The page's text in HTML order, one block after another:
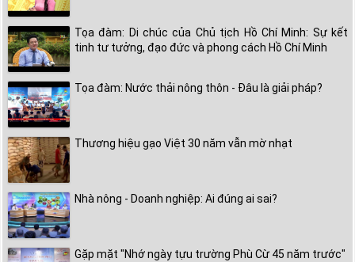
Tọa đàm: Di chúc của Chủ tịch Hồ Chí Minh: Sự kết
tinh tư tưởng, đạo đức và phong cách Hồ Chí Minh
Tọa đàm: Nước thải nông thôn - Đâu là giải pháp?
Thương hiệu gạo Việt 30 năm vẫn mờ nhạt
Nhà nông - Doanh nghiệp: Ai đúng ai sai?
Gặp mặt "Nhớ ngày tựu trường Phù Cừ 45 năm trước"